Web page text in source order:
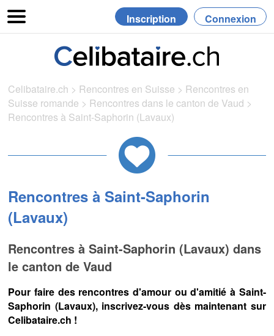
Inscription Connexion
Celibataire.ch > Rencontres en Suisse > Rencontres en
Suisse romande > Rencontres dans le canton de Vaud >
Rencontres à Saint-Saphorin (Lavaux)
Rencontres à Saint-Saphorin
(Lavaux)
Rencontres à Saint-Saphorin (Lavaux) dans
le canton de Vaud
Pour faire des rencontres d'amour ou d'amitié à Saint-
Saphorin (Lavaux), inscrivez-vous dès maintenant sur
Celibataire.ch !